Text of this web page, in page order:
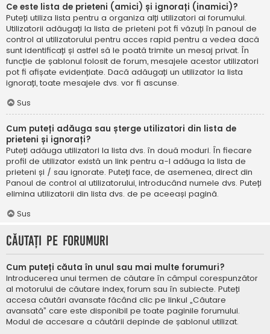
Ce este lista de prieteni (amici) și ignorați (inamici)?
Puteți utiliza lista pentru a organiza alți utilizatori ai forumului.
Utilizatorii adăugați la lista de prieteni pot fi văzuți în panoul de
control al utilizatorului pentru acces rapid pentru a vedea dacă
sunt identificați și astfel să le poată trimite un mesaj privat. În
funcție de șablonul folosit de forum, mesajele acestor utilizatori
pot fi afișate evidențiate. Dacă adăugați un utilizator la lista
ignorați, toate mesajele dvs. vor fi ascunse.
Sus
Cum puteți adăuga sau șterge utilizatori din lista de
prieteni și ignorați?
Puteți adăuga utilizatori la lista dvs. în două moduri. În fiecare
profil de utilizator există un link pentru a-l adăuga la lista de
prieteni și / sau ignorate. Puteți face, de asemenea, direct din
Panoul de control al utilizatorului, introducând numele dvs. Puteți
elimina utilizatorii din lista dvs. de pe aceeași pagină.
Sus
Căutați pe forumuri
Cum puteți căuta în unul sau mai multe forumuri?
Introducerea unui termen de căutare în câmpul corespunzător
al motorului de căutare index, forum sau în subiecte. Puteți
accesa căutări avansate făcând clic pe linkul „Căutare
avansată” care este disponibil pe toate paginile forumului.
Modul de accesare a căutării depinde de șablonul utilizat.